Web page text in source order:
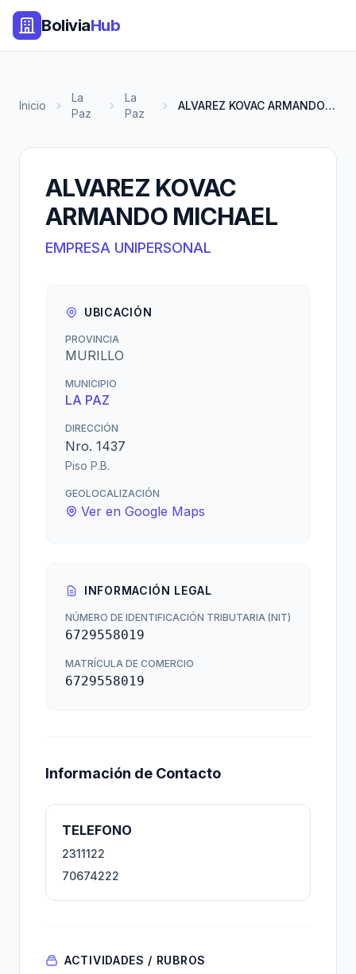
BoliviaHub
Inicio
La
Paz
La
Paz
ALVAREZ KOVAC ARMANDO MICHAEL
ALVAREZ KOVAC
ARMANDO MICHAEL
EMPRESA UNIPERSONAL
UBICACIÓN
PROVINCIA
MURILLO
MUNICIPIO
LA PAZ
DIRECCIÓN
Nro. 1437
Piso P.B.
GEOLOCALIZACIÓN
Ver en Google Maps
INFORMACIÓN LEGAL
NÚMERO DE IDENTIFICACIÓN TRIBUTARIA (NIT)
6729558019
MATRÍCULA DE COMERCIO
6729558019
Información de Contacto
TELEFONO
2311122
70674222
ACTIVIDADES / RUBROS